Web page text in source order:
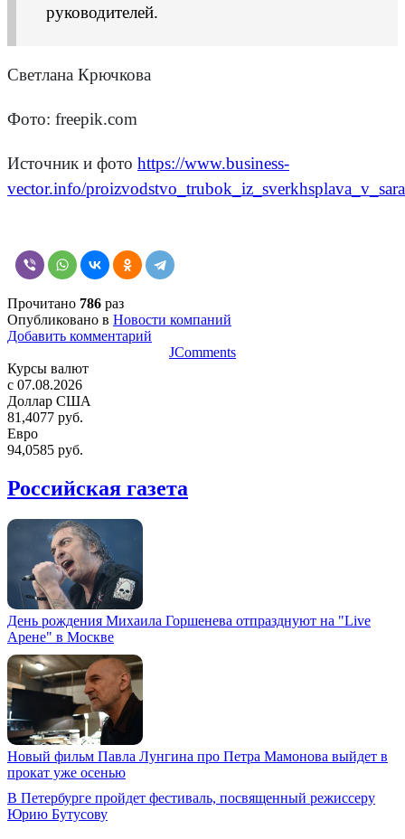
руководителей.
Светлана Крючкова
Фото: freepik.com
Источник и фото https://www.business-
vector.info/
Прочитано 786 раз
Опубликовано в Новости компаний
Добавить комментарий
JComments
Курсы валют
c 07.08.2026
Доллар США
81,4077 руб.
Евро
94,0585 руб.
Российская газета
День рождения Михаила Горшенева отпразднуют на "Live
Арене" в Москве
Новый фильм Павла Лунгина про Петра Мамонова выйдет в
прокат уже осенью
В Петербурге пройдет фестиваль, посвященный режиссеру
Юрию Бутусову